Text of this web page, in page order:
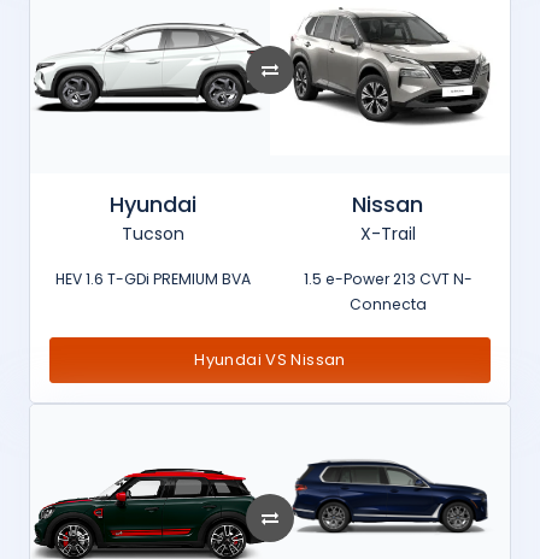
Hyundai
Tucson
HEV 1.6 T-GDi PREMIUM BVA
Nissan
X-Trail
1.5 e-Power 213 CVT N-
Connecta
Hyundai VS Nissan